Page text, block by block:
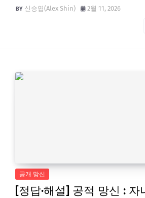
신승엽(Alex Shin)
2월 11, 2026
공개 망신
[정답·해설] 공적 망신 : 자